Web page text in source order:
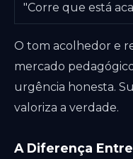
"Corre que está
O tom acolhedor e
mercado
urgência honesta.
valoriza a verdade.
A Diferença